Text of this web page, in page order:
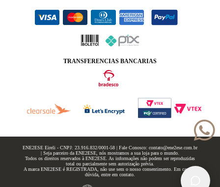
TRANSFERENCIAS BANCARIAS
ENE2ESE Eireli - CNPJ: 23.916.832/0001-58 | Fale Conosco: contato@ene2ese.com.br
| Seja parceiro da ENE2ESE, nós mostramos a sua loja para o mundo.
Todos os direitos reservados à ENE2ESE. As informações não podem ser reproduzidas
total ou parcialmente sem autorização prévia.
A marca ENE2ESE é REGISTRADA, não use sem o nosso consentimento. Em caso de
dúvida, entre em contato.